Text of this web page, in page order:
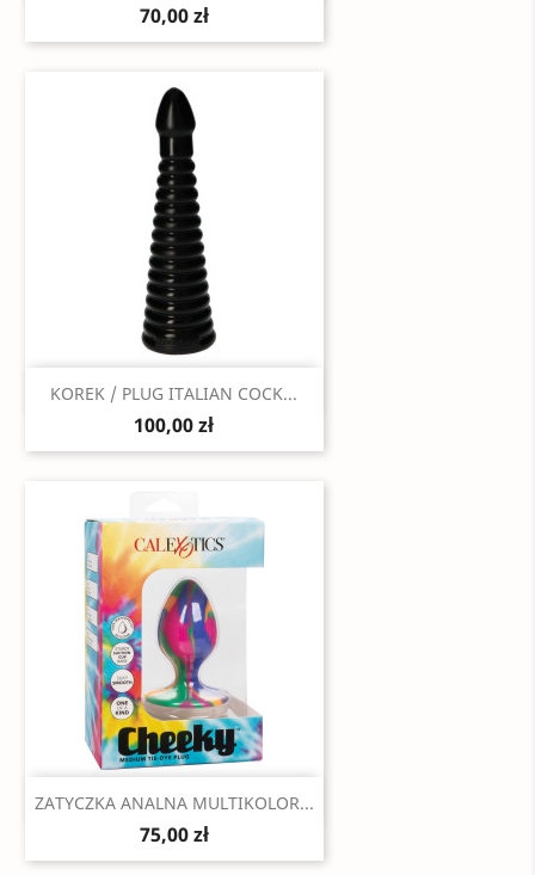
70,00 zł
 Szybki podgląd
KOREK / PLUG ITALIAN COCK...
100,00 zł
Szybki podgląd
ZATYCZKA ANALNA MULTIKOLOR...
75,00 zł